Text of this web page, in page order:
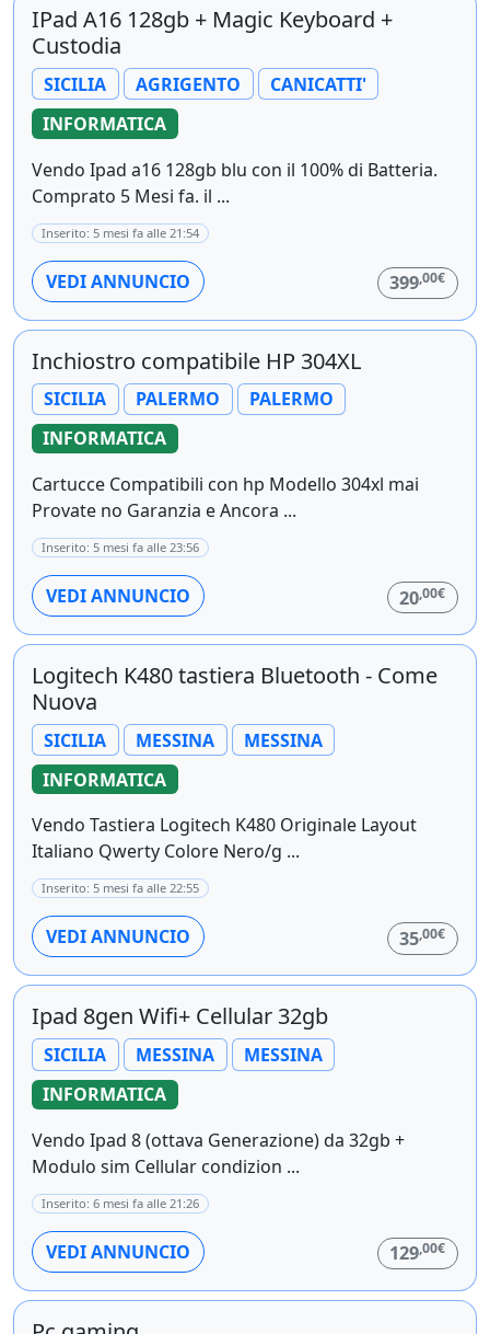
IPad A16 128gb + Magic Keyboard +
Custodia
SICILIA AGRIGENTO
CANICATTI'
INFORMATICA
Vendo Ipad a16 128gb blu con il 100% di Batteria.
Comprato 5 Mesi fa. il ...
Inserito: 5 mesi fa alle 21:54
VEDI ANNUNCIO 399,00€
Inchiostro compatibile HP 304XL
SICILIA PALERMO
PALERMO
INFORMATICA
Cartucce Compatibili con hp Modello 304xl mai
Provate no Garanzia e Ancora ...
Inserito: 5 mesi fa alle 23:56
VEDI ANNUNCIO 20,00€
Logitech K480 tastiera Bluetooth - Come
Nuova
SICILIA MESSINA
MESSINA
INFORMATICA
Vendo Tastiera Logitech K480 Originale Layout
Italiano Qwerty Colore Nero/g ...
Inserito: 5 mesi fa alle 22:55
VEDI ANNUNCIO 35,00€
Ipad 8gen Wifi+ Cellular 32gb
SICILIA MESSINA
MESSINA
INFORMATICA
Vendo Ipad 8 (ottava Generazione) da 32gb +
Modulo sim Cellular condizion ...
Inserito: 6 mesi fa alle 21:26
VEDI ANNUNCIO 129,00€